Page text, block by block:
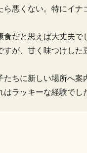
悪くない。特にイナ
だと思えば大丈夫
が、甘く味つけした
ちに新しい場所へ案
ラッキーな経験でし